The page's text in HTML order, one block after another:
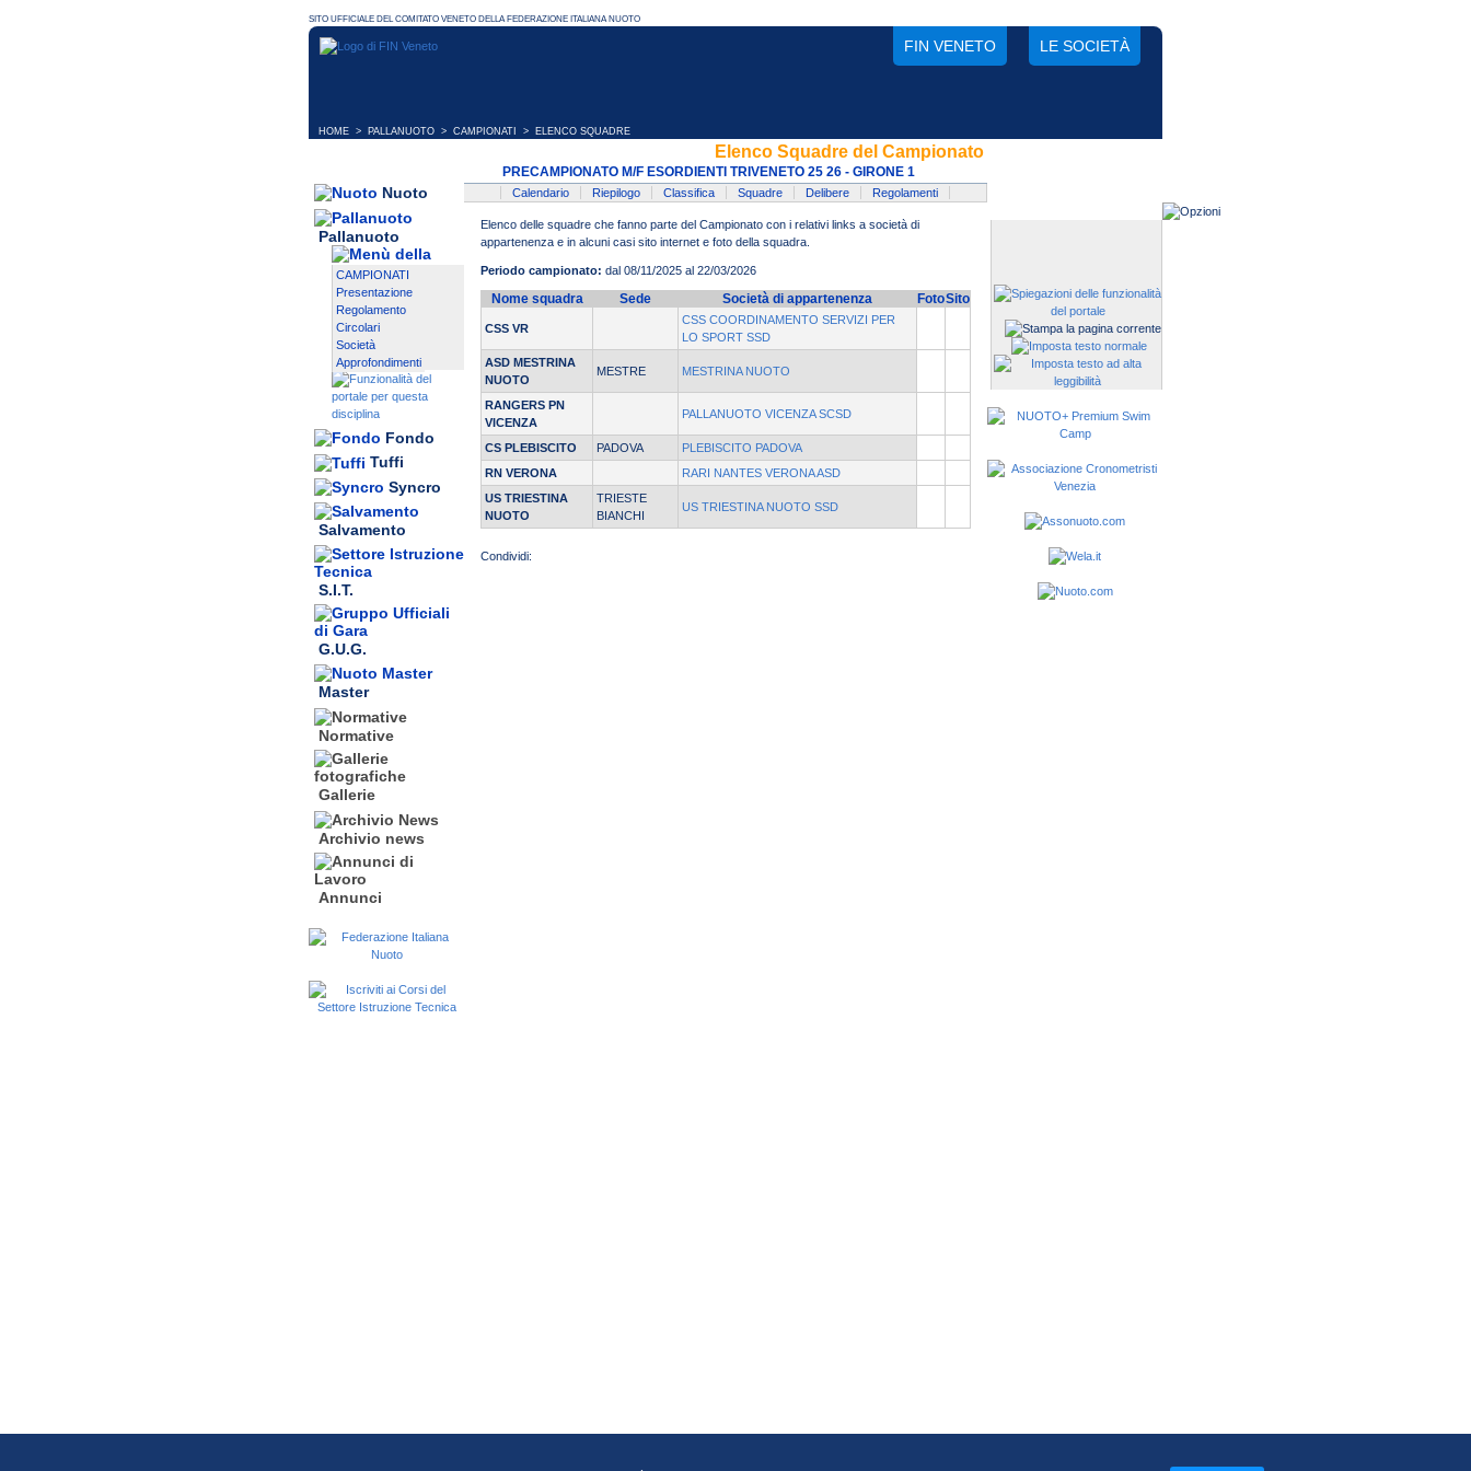
FIN VENETO LE SOCIETÀ
HOME > PALLANUOTO > CAMPIONATI > ELENCO SQUADRE
Nuoto
Pallanuoto
CAMPIONATI
Presentazione
Regolamento
Circolari
Società
Approfondimenti
Fondo
Tuffi
Syncro
Salvamento
S.I.T.
G.U.G.
Master
Normative
Gallerie
Archivio news
Annunci
Elenco Squadre del Campionato
PRECAMPIONATO M/F ESORDIENTI TRIVENETO 25 26 - GIRONE 1
Calendario Riepilogo Classifica Squadre Delibere Regolamenti
Elenco delle squadre che fanno parte del Campionato con i relativi links a società di
appartenenza e in alcuni casi sito internet e foto della squadra.
Periodo campionato: dal 08/11/2025 al 22/03/2026
Nome squadra Sede Società di appartenenza FotoSito
CSS VR
CSS COORDINAMENTO SERVIZI PER
LO SPORT SSD
ASD MESTRINA
NUOTO
MESTRE MESTRINA NUOTO
RANGERS PN
VICENZA
PALLANUOTO VICENZA SCSD
CS PLEBISCITO PADOVA
PLEBISCITO PADOVA
RN VERONA
RARI NANTES VERONA ASD
US TRIESTINA
NUOTO
TRIESTE
BIANCHI
US TRIESTINA NUOTO SSD